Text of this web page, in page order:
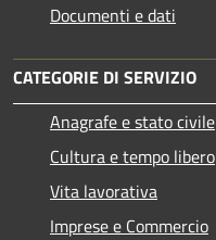
Documenti e dati
CATEGORIE DI SERVIZIO
Anagrafe e stato civile
Cultura e tempo libero
Vita lavorativa
Imprese e Commercio